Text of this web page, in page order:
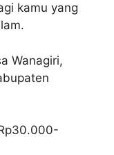
kamu yang
Wanagiri,